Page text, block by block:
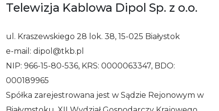
Telewizja Kablowa Dipol Sp. z o.o.
ul. Kraszewskiego 28 lok. 38, 15-025 Białystok
e-mail: dipol@tkb.pl
NIP: 966-15-80-536, KRS: 0000063347, BDO:
000189965
Spółka zarejestrowana jest w Sądzie Rejonowym w